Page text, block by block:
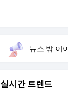
뉴스 밖 이야
실시간 트렌드